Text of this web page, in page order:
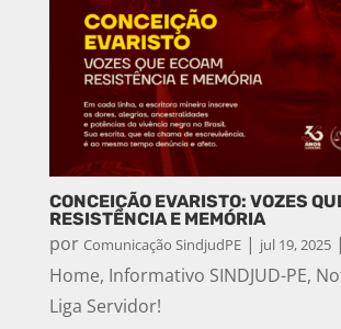
CONCEIÇÃO EVARISTO: VOZES
RESISTÊNCIA E MEMÓRIA
por Comunicação SindjudPE| jul 19, 2025|
Home, Informativo SINDJUD-PE,
Liga Servidor!